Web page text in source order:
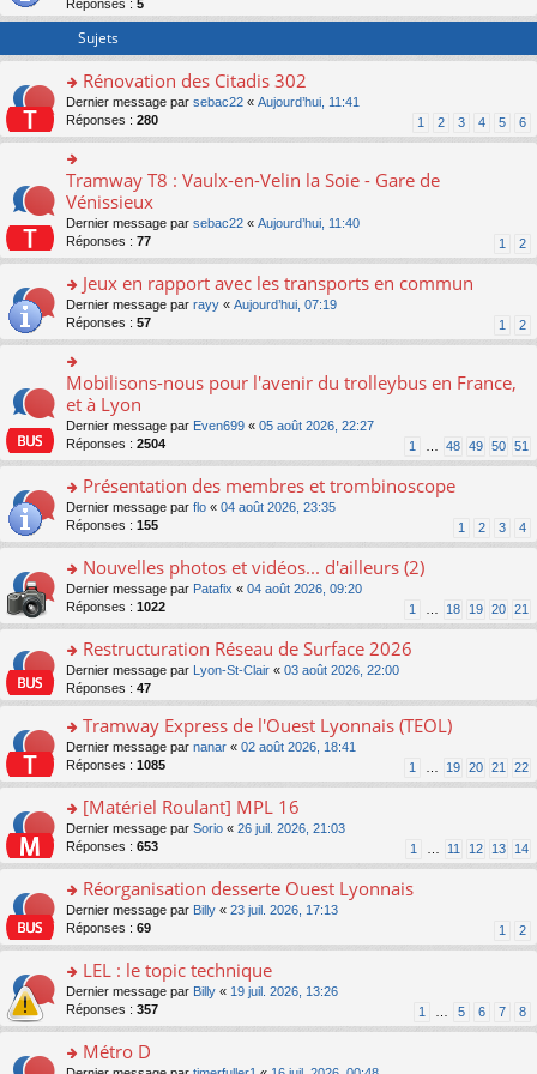
er
s
s
a
g
e
n
o
n
lu
le
pl
u
s
ré
c
e
Réponses : 5
Sujets
o
n
s
ult
er
le
m
e
s
s
a
g
e
o
n
lu
le
pl
u
s
ré
c
e
nt
Rénovation des Citadis 302
Dernier message par sebac22 « Aujourd’hui, 11:41
Réponses : 280 1 2 3 4 5 6
o
n
ult
er
le
m
e
s
s
a
g
e
n
o
n
lu
le
pl
u
c
e
nt
Tramway T8 : Vaulx-en-Velin la Soie - Gare de
Vénissieux
Dernier message par sebac22 « Aujourd’hui, 11:40
Réponses : 77 1 2
o
n
s
ult
er
le
m
e
s
s
a
g
e
n
lu
le
pl
u
s
ré
c
nt
Jeux en rapport avec les transports en commun
Dernier message par rayy « Aujourd’hui, 07:19
Réponses : 57 1 2
o
n
ult
er
le
m
e
s
s
a
g
e
n
o
n
lu
le
pl
u
s
ré
nt
Mobilisons-nous pour l'avenir du trolleybus en France,
et à Lyon
Dernier message par Even699 « 05 août 2026, 22:27
Réponses : 2504 1 48 49 50 51
o
n
s
ult
er
le
m
e
s
s
a
g
e
n
o
le
pl
u
s
ré
c
e
Présentation des membres et trombinoscope
Dernier message par flo « 04 août 2026, 23:35
Réponses : 155 1 2 3 4
o
n
s
ult
er
le
m
s
s
a
g
e
n
o
le
pl
u
s
ré
c
e
Nouvelles photos et vidéos... d'ailleurs (2)
Dernier message par Patafix « 04 août 2026, 09:20
Réponses : 1022 1 18 19 20 21
o
n
s
ult
er
le
s
s
a
g
e
n
o
le
pl
u
s
ré
c
Restructuration Réseau de Surface 2026
Dernier message par Lyon-St-Clair « 03 août 2026, 22:00
Réponses : 47
o
n
s
ult
er
le
m
e
s
s
a
g
n
o
n
lu
le
pl
Tramway Express de l'Ouest Lyonnais (TEOL)
Dernier message par nanar « 02 août 2026, 18:41
Réponses : 1085 1 19 20 21 22
o
n
s
ult
er
le
m
e
s
s
a
g
n
[Matériel Roulant] MPL 16
Dernier message par Sorio « 26 juil. 2026, 21:03
Réponses : 653 1 11 12 13 14
o
n
s
ult
er
le
m
e
s
Réorganisation desserte Ouest Lyonnais
Dernier message par Billy « 23 juil. 2026, 17:13
Réponses : 69 1 2
o
n
s
ult
er
LEL : le topic technique
Dernier message par Billy « 19 juil. 2026, 13:26
Réponses : 357 1 5 6 7 8
Métro D